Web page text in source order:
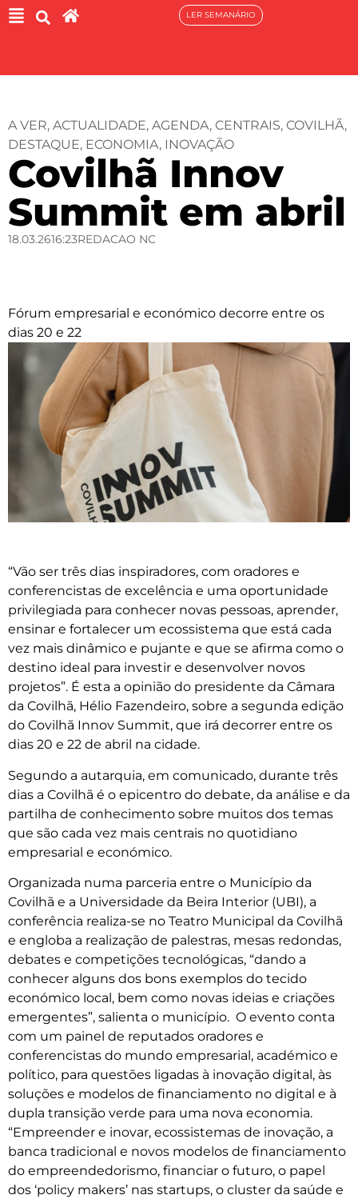
LER SEMANÁRIO
A VER, ACTUALIDADE, AGENDA, CENTRAIS, COVILHÃ,
DESTAQUE, ECONOMIA, INOVAÇÃO
Covilhã Innov
Summit em abril
18.03.2616:23REDACAO NC
Fórum empresarial e económico decorre entre os
dias 20 e 22
“Vão ser três dias inspiradores, com oradores e
conferencistas de excelência e uma oportunidade
privilegiada para conhecer novas pessoas, aprender,
ensinar e fortalecer um ecossistema que está cada
vez mais dinâmico e pujante e que se afirma como o
destino ideal para investir e desenvolver novos
projetos”. É esta a opinião do presidente da Câmara
da Covilhã, Hélio Fazendeiro, sobre a segunda edição
do Covilhã Innov Summit, que irá decorrer entre os
dias 20 e 22 de abril na cidade.
Segundo a autarquia, em comunicado, durante três
dias a Covilhã é o epicentro do debate, da análise e da
partilha de conhecimento sobre muitos dos temas
que são cada vez mais centrais no quotidiano
empresarial e económico.
Organizada numa parceria entre o Município da
Covilhã e a Universidade da Beira Interior (UBI), a
conferência realiza-se no Teatro Municipal da Covilhã
e engloba a realização de palestras, mesas redondas,
debates e competições tecnológicas, “dando a
conhecer alguns dos bons exemplos do tecido
económico local, bem como novas ideias e criações
emergentes”, salienta o município. O evento conta
com um painel de reputados oradores e
conferencistas do mundo empresarial, académico e
político, para questões ligadas à inovação digital, às
soluções e modelos de financiamento no digital e à
dupla transição verde para uma nova economia.
“Empreender e inovar, ecossistemas de inovação, a
banca tradicional e novos modelos de financiamento
do empreendedorismo, financiar o futuro, o papel
dos ‘policy makers’ nas startups, o cluster da saúde e